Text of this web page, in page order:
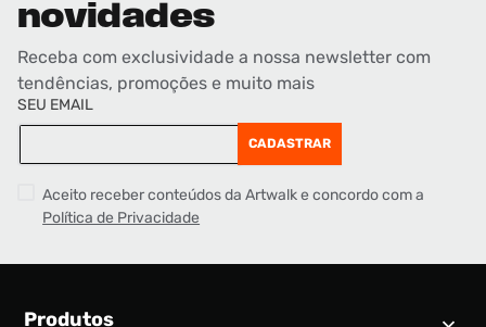
novidades
Receba com exclusividade a nossa newsletter com
tendências, promoções e muito mais
SEU EMAIL
CADASTRAR
Aceito receber conteúdos da Artwalk e concordo com a
Política de Privacidade
Produtos